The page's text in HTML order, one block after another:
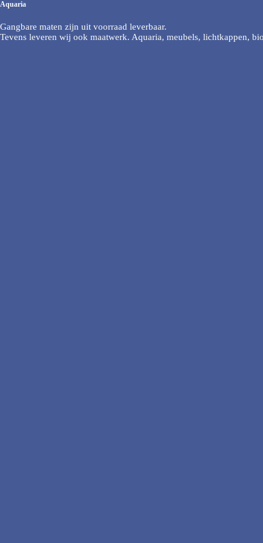
Aquaria
Gangbare maten zijn uit voorraad leverbaar.
Tevens leveren wij ook maatwerk. Aquaria, meubels, lichtkappen,